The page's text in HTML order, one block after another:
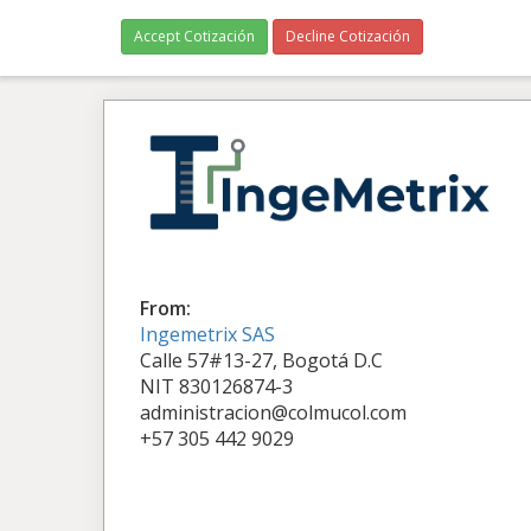
Accept Cotización Decline Cotización
From:
Ingemetrix SAS
Calle 57#13-27, Bogotá D.C
NIT 830126874-3
administracion@colmucol.com
+57 305 442 9029